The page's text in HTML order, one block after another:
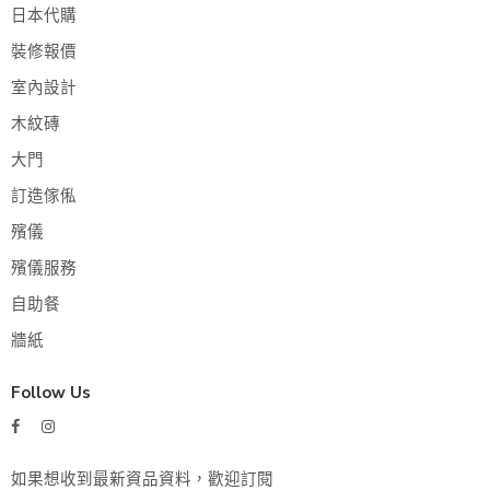
日本代購
裝修報價
室內設計
木紋磚
大門
訂造傢俬
殯儀
殯儀服務
自助餐
牆紙
Follow Us
如果想收到最新資品資料，歡迎訂閱